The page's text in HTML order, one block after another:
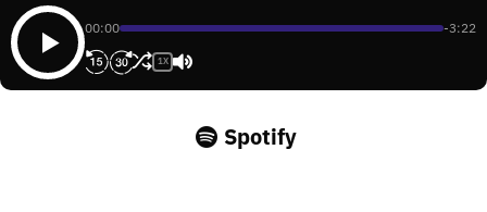
00:00 -3:22
1X
Spotify